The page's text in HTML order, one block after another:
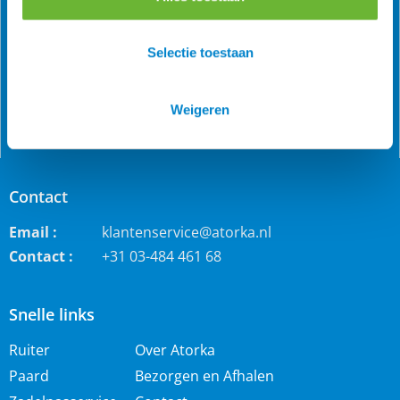
Selectie toestaan
Weigeren
Snelle links
Ruiter
Paard
Over Atorka
Bezorgen en Afhalen
de Benelux is Atorka bekend. Maar ook bij andere
jodhpur rijbroeken, waterdichte ruiterjassen en zo veel
Contact
Email :
klantenservice@atorka.nl
Contact :
+31 03-484 461 68